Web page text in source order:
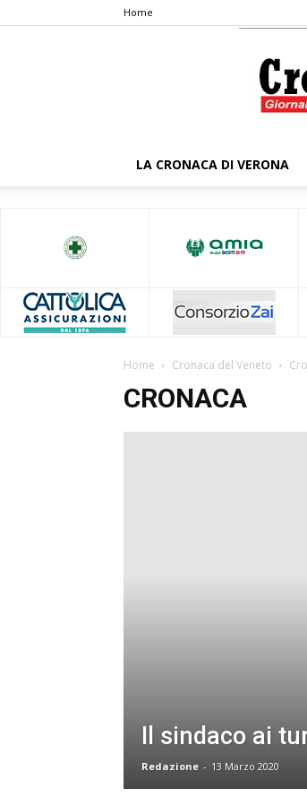
Home
LA CRONACA DI VERONA
Home Cronaca del Veneto
CRONACA
Il sindaco ai
Redazione - 13 Marzo 2020